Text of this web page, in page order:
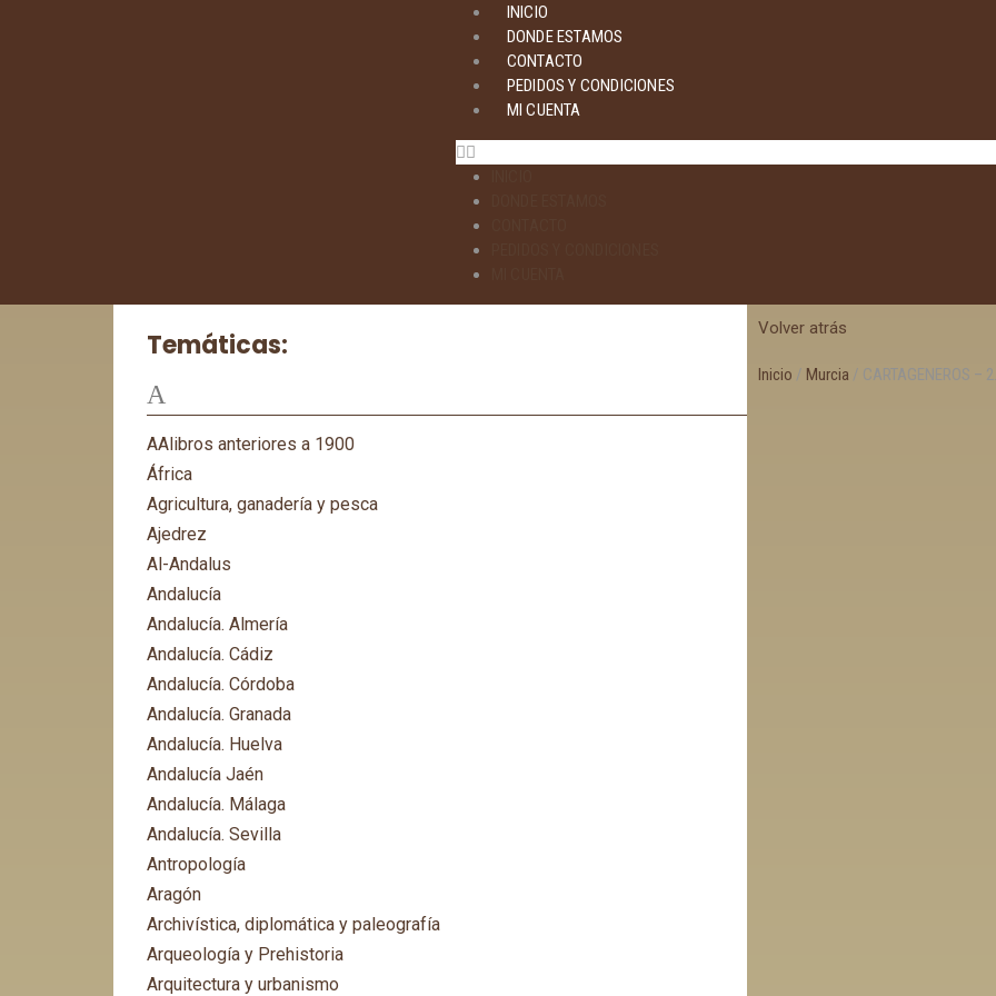
INICIO
DONDE ESTAMOS
CONTACTO
PEDIDOS Y CONDICIONES
MI CUENTA
Temáticas:
A
AAlibros anteriores a 1900
África
Agricultura, ganadería y pesca
Ajedrez
Al-Andalus
Andalucía
Andalucía. Almería
Andalucía. Cádiz
Andalucía. Córdoba
Andalucía. Granada
Andalucía. Huelva
Andalucía Jaén
Andalucía. Málaga
Andalucía. Sevilla
Antropología
Aragón
Archivística, diplomática y paleografía
Arqueología y Prehistoria
Arquitectura y urbanismo
Volver atrás
Inicio / Murcia / CARTAGENEROS –